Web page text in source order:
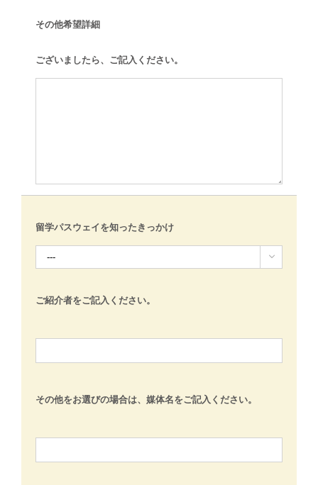
その他希望詳細
ございましたら、ご記入ください。
留学パスウェイを知ったきっかけ

ご紹介者をご記入ください。
その他をお選びの場合は、媒体名をご記入ください。